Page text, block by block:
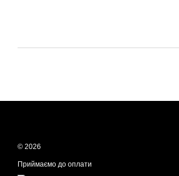
© 2026
Приймаємо до оплати